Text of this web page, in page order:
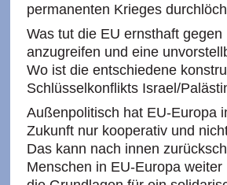
permanenten Krieges
Was tut die EU ernsthaft
anzugreifen und eine
Wo ist die entschiedene
Schlüsselkonflikts Israel/
Außenpolitisch hat EU-Europa
Zukunft nur kooperativ und
Das kann nach innen
Menschen in EU-Europa